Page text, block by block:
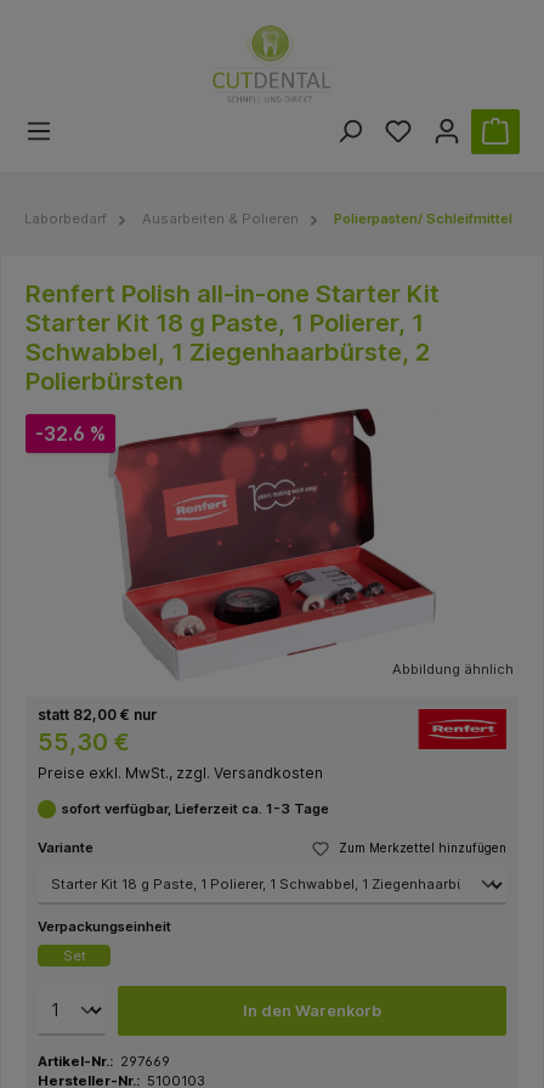
Laborbedarf Ausarbeiten & Polieren Polierpasten/ Schleifmittel
Renfert Polish all-in-one Starter Kit
Starter Kit 18 g Paste, 1 Polierer, 1
Schwabbel, 1 Ziegenhaarbürste, 2
Polierbürsten
-32.6 %
Abbildung ähnlich
statt 82,00 € nur
55,30 €
Preise exkl. MwSt., zzgl. Versandkosten
sofort verfügbar, Lieferzeit ca. 1-3 Tage
Zum Merkzettel hinzufügen
Variante
Verpackungseinheit
Set
In den Warenkorb
Artikel-Nr.: 297669
Hersteller-Nr.: 5100103